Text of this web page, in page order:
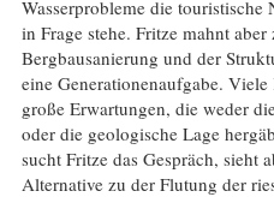
Wasserprobleme die
in Frage stehe. Fritze mahnt
Bergbausanierung und der
eine Generationenaufgabe.
große Erwartungen, die weder
oder die geologische Lage
sucht Fritze das Gespräch, sieht
Alternative zu der Flutung der